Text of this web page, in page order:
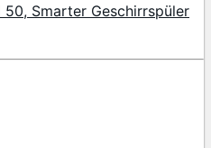
50, Smarter Geschirrspüler